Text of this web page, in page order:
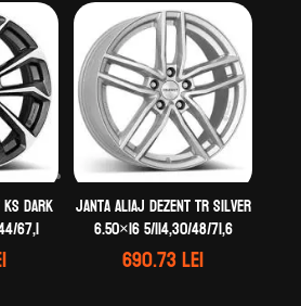
dark
67,1
Janta aliaj DEZENT TR silver
6.50×16 5/114,30/48/71,6
690.73lei